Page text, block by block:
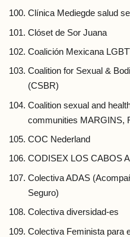
Clínica Mediegde salud
Clóset de Sor Juana
Coalición Mexicana
Coalition for Sexual &
(CSBR)
Coalition sexual and
communities MARGINS,
COC Nederland
CODISEX LOS CABOS
Colectiva ADAS
Seguro)
Colectiva diversidad-es
Colectiva Feminista para